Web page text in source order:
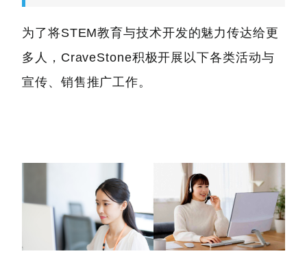
为了将STEM教育与技术开发的魅力传达给更
多人，CraveStone积极开展以下各类活动与
宣传、销售推广工作。